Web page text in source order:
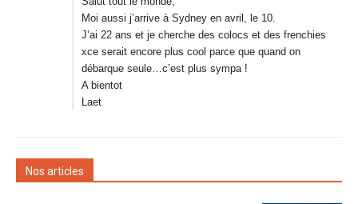
Moi aussi j’arrive à Sydney en avril, le 10.
J’ai 22 ans et je cherche des colocs et des frenchies
xce serait encore plus cool parce que quand on
débarque seule…c’est plus sympa !
A bientot
Laet
Nos articles